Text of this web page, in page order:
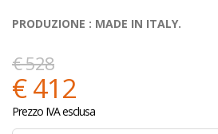
PRODUZIONE : MADE IN ITALY.
€ 528
€ 412
Prezzo IVA esclusa